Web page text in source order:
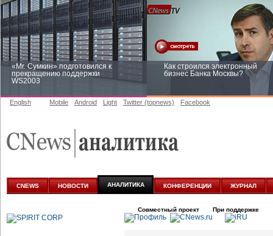
«Mr. Сумкин» подготовился к
прекращению поддержки
WS2003
Как строился электронный
бизнес Банка Москвы?
аналитике
English Mobile Android Light Twitter (topnews) Facebook
CNEWS НОВОСТИ АНАЛИТИКА КОНФЕРЕНЦИИ ЖУРНАЛ
Совместный проект При поддержке